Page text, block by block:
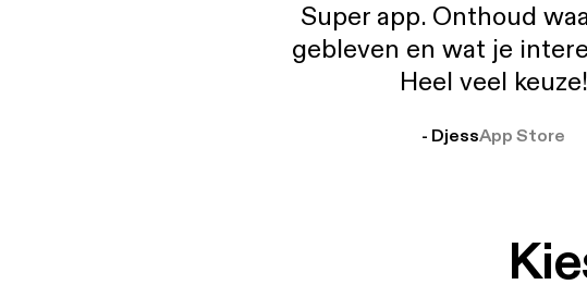
Super app. Onthoud
gebleven en wat je
Heel veel keuze!
- DjessApp Store